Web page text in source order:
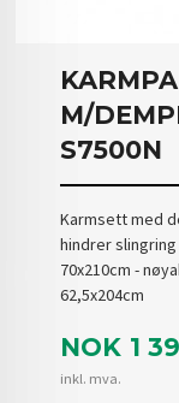
M/
S7500N
Karmsett med
hindrer
70x210cm -
62,5x204cm
Pris
NOK 1
inkl. mva.